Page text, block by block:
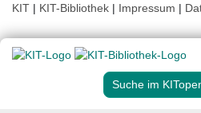
KIT | KIT-Bibliothek | Impressum |
Suche im